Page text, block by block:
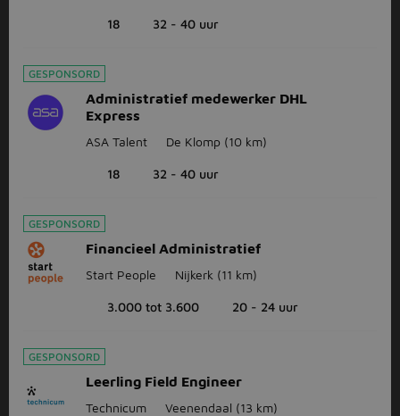
18 32 - 40 uur
GESPONSORD
Administratief medewerker DHL
Express
ASA Talent De Klomp (10 km)
18 32 - 40 uur
GESPONSORD
Financieel Administratief
Start People Nijkerk (11 km)
3.000 tot 3.600 20 - 24 uur
GESPONSORD
Leerling Field Engineer
Technicum Veenendaal (13 km)